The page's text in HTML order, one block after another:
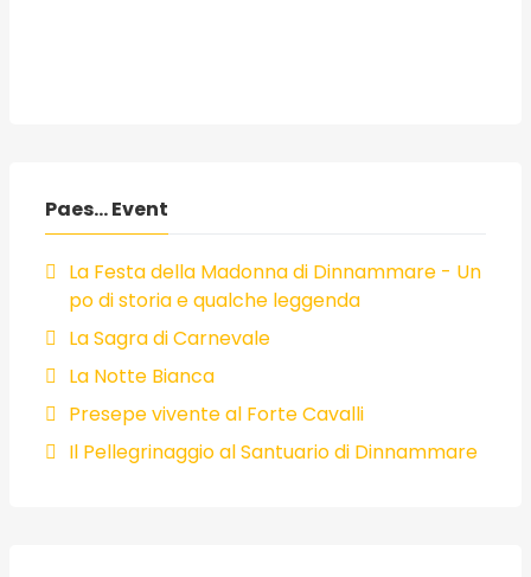
Paes... Event
La Festa della Madonna di Dinnammare - Un
po di storia e qualche leggenda
La Sagra di Carnevale
La Notte Bianca
Presepe vivente al Forte Cavalli
Il Pellegrinaggio al Santuario di Dinnammare